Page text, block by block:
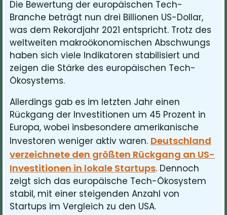
Die Bewertung der europäischen Tech-
Branche beträgt nun drei Billionen US-Dollar,
was dem Rekordjahr 2021 entspricht. Trotz des
weltweiten makroökonomischen Abschwungs
haben sich viele Indikatoren stabilisiert und
zeigen die Stärke des europäischen Tech-
Ökosystems.
Allerdings gab es im letzten Jahr einen
Rückgang der Investitionen um 45 Prozent in
Europa, wobei insbesondere amerikanische
Investoren weniger aktiv waren. Deutschland
verzeichnete den größten Rückgang an US-
Investitionen in lokale Startups. Dennoch
zeigt sich das europäische Tech-Ökosystem
stabil, mit einer steigenden Anzahl von
Startups im Vergleich zu den USA.